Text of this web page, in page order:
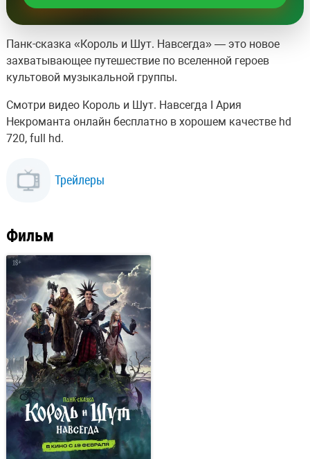
Панк-сказка «Король и Шут. Навсегда» — это новое
захватывающее путешествие по вселенной героев
культовой музыкальной группы.
Смотри видео Король и Шут. Навсегда I Ария
Некроманта онлайн бесплатно в хорошем качестве hd
720, full hd.
Трейлеры
Фильм